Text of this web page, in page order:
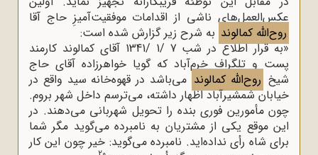
عکس‌العمل‌های ناشی از اقدامات موفقیت‌آمیزِ حاج آقا
روح‌الله کمالوند به شرح زیر گزارش شده است:
«به قرار اطلاع در شب 7 /1 /1341 آقای کمالوند کارمند
پست و تلگراف خرم‌آباد که گویا خواهرزاده آقای حاج
شیخ روح‌الله کمالوند می‌باشد در قهوه‌خانه سید واقع در
خیابان شمشیرآباد اظهار داشته، می‌ترسم داخل شهر بروم.
چون مأمورین فوری بنده را تحویل شهربانی می‌دهند. در
این موقع یکی از مشتریان به نامبرده می‌گوید مگر شما
برای شاه رأی نداده‌اید. نامبرده می‌گوید: خیر چون این کار